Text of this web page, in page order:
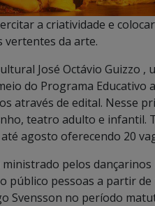
a criatividade e
vertentes da arte.
José Octávio Guizzo ,
do Programa
através de edital. Nesse
teatro adulto e infantil.
agosto oferecendo 20
ministrado pelos
público pessoas a partir de
Svensson no período